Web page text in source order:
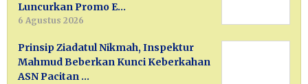
Luncurkan Promo E…
6 Agustus 2026
Prinsip Ziadatul Nikmah, Inspektur
Mahmud Beberkan Kunci Keberkahan
ASN Pacitan …